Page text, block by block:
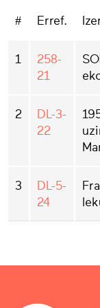
# Erref.
1
258-
21
2
DL-3-
22
3
DL-5-
24